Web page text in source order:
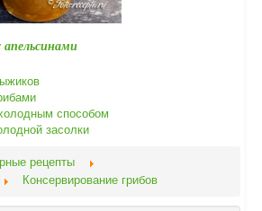
апельсинами
способом
засолки
рецепты
Консервирование грибов